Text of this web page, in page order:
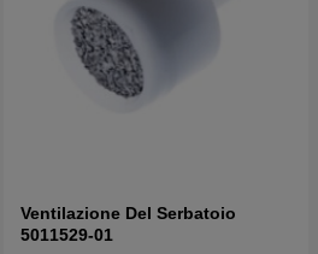
Ventilazione Del Serbatoio
5011529-01